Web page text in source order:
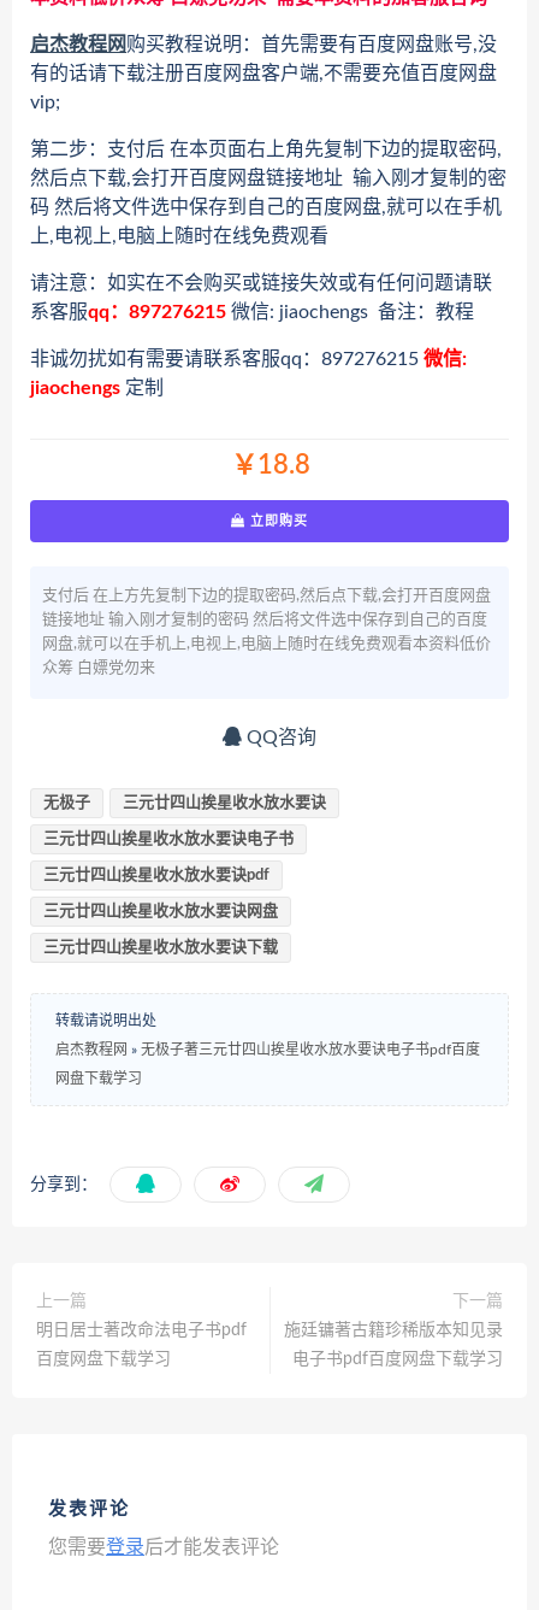
启杰教程网购买教程说明：首先需要有百度网盘账号,没
有的话请下载注册百度网盘客户端,不需要充值百度网盘
vip;
第二步：支付后 在本页面右上角先复制下边的提取密码,
然后点下载,会打开百度网盘链接地址 输入刚才复制的密
码 然后将文件选中保存到自己的百度网盘,就可以在手机
上,电视上,电脑上随时在线免费观看
请注意：如实在不会购买或链接失效或有任何问题请联
系客服qq：897276215 微信: jiaochengs 备注：教程
非诚勿扰如有需要请联系客服qq：897276215 微信:
jiaochengs 定制
￥18.8
立即购买
支付后 在上方先复制下边的提取密码,然后点下载,会打开百度网盘
链接地址 输入刚才复制的密码 然后将文件选中保存到自己的百度
网盘,就可以在手机上,电视上,电脑上随时在线免费观看本资料低价
众筹 白嫖党勿来
QQ咨询
无极子 三元廿四山挨星收水放水要诀
三元廿四山挨星收水放水要诀电子书
三元廿四山挨星收水放水要诀pdf
三元廿四山挨星收水放水要诀网盘
三元廿四山挨星收水放水要诀下载
转载请说明出处
启杰教程网 » 无极子著三元廿四山挨星收水放水要诀电子书pdf百度
网盘下载学习
分享到：
上一篇
明日居士著改命法电子书pdf
百度网盘下载学习
下一篇
施廷镛著古籍珍稀版本知见录
电子书pdf百度网盘下载学习
发表评论
您需要登录后才能发表评论